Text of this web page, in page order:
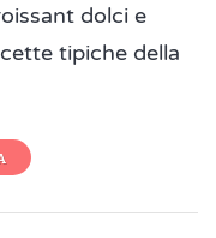
dolci e
tipiche della